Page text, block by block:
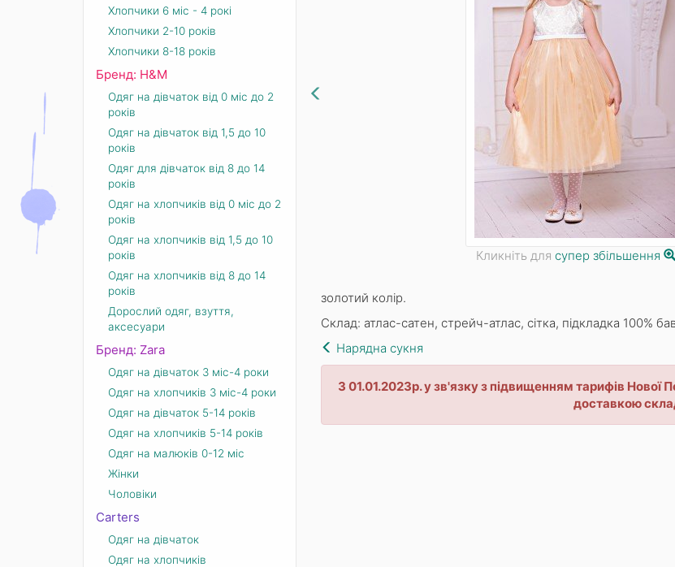
Кликніть для супер збільшення
золотий колір.
Склад: атлас-сатен, стрейч-атлас, сітка, підкладка 100%
Нарядна сукня
З 01.01.2023р. у зв'язку з підвищенням тарифів
доставкою
Хлопчики 6 міс - 4 рокі
Хлопчики 2-10 років
Хлопчики 8-18 років
Бренд: Н&М
Одяг на дівчаток від 0 міс до 2
років
Одяг на дівчаток від 1,5 до 10
років
Одяг для дівчаток від 8 до 14
років
Одяг на хлопчиків від 0 міс до 2
років
Одяг на хлопчиків від 1,5 до 10
років
Одяг на хлопчиків від 8 до 14
років
Дорослий одяг, взуття,
аксесуари
Бренд: Zara
Одяг на дівчаток 3 міс-4 роки
Одяг на хлопчиків 3 міс-4 роки
Одяг на дівчаток 5-14 років
Одяг на хлопчиків 5-14 років
Одяг на малюків 0-12 міс
Жінки
Чоловіки
Carters
Одяг на дівчаток
Одяг на хлопчиків